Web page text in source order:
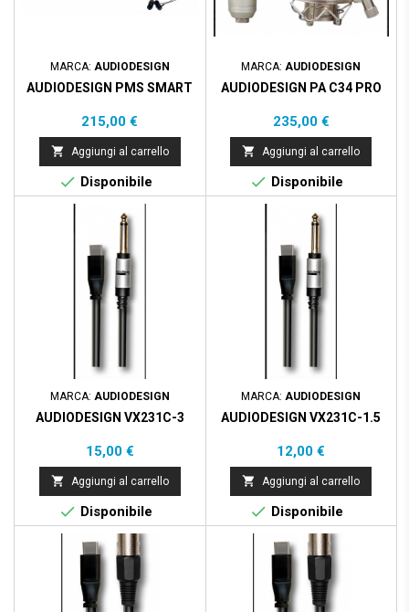
MARCA: AUDIODESIGN
AUDIODESIGN PMS SMART
Prezzo
215,00 €
 Aggiungi al carrello
 Disponibile
MARCA: AUDIODESIGN
AUDIODESIGN PA C34 PRO
Prezzo
235,00 €
 Aggiungi al carrello
 Disponibile
MARCA: AUDIODESIGN
AUDIODESIGN VX231C-3
Prezzo
15,00 €
 Aggiungi al carrello
 Disponibile
MARCA:AUDIODESIGN
AUDIODESIGN VX231C-1.5
Prezzo
12,00 €
 Aggiungi al carrello
 Disponibile